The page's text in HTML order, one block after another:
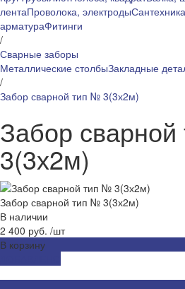
лентаПроволока, электроды
арматураФитинги
/
Сварные заборы
Металлические столбыЗакладные
/
Забор сварной тип № 3(3х2м)
Забор
3(3х2м)
Забор сварной тип № 3(3х2м)
В наличии
2 400 руб. /шт
В корзину